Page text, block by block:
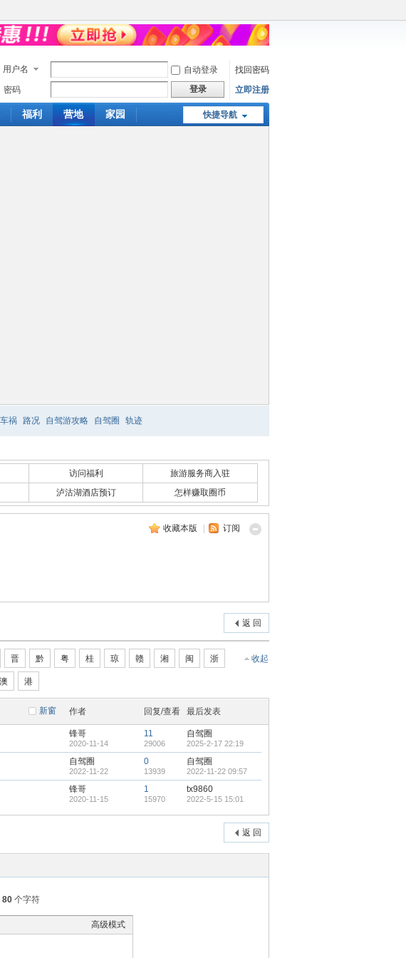
用户名 自动登录
找回密码
密码
登录 立即注册
快捷导航
福利 营地 家园
车祸 路况 自驾游攻略 自驾圈 轨迹
访问福利
旅游服务商入驻
泸沽湖酒店预订 怎样赚取圈币
收藏本版 订阅
返 回
收起
晋 黔 粤 桂 琼 赣 湘 闽 浙
澳 港
新窗 作者 回复/查看 最后发表
锋哥
2020-11-14
11
29006
自驾圈
2025-2-17 22:19
自驾圈
2022-11-22
0
13939
自驾圈
2022-11-22 09:57
锋哥
2020-11-15
1
15970
tx9860
2022-5-15 15:01
返 回
80 个字符
高级模式